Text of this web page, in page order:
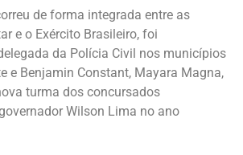
de forma integrada entre as
e o Exército Brasileiro, foi
da Polícia Civil nos municípios
e Benjamin Constant, Mayara Magna,
turma dos concursados
Wilson Lima no ano